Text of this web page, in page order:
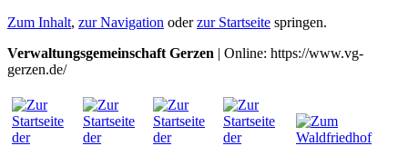
Zum Inhalt, zur Navigation oderzur Startseite springen.
Verwaltungsgemeinschaft Gerzen | Online: https://www.vg-
gerzen.de/